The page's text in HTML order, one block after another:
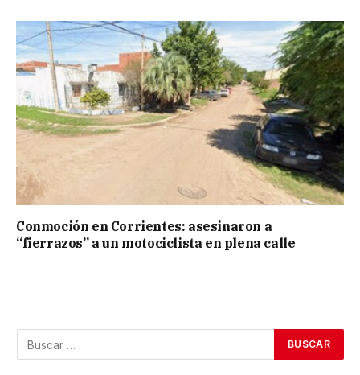
Conmoción en Corrientes: asesinaron a
“fierrazos” a un motociclista en plena calle